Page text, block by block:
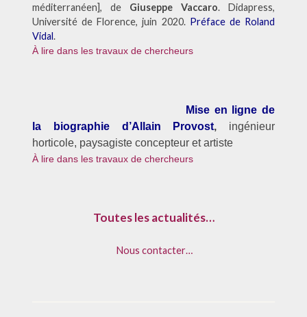
méditerranéen], de Giuseppe Vaccaro. Didapress,
Université de Florence, juin 2020. Préface de Roland
Vidal.
À lire dans les travaux de chercheurs
Mise en ligne de
la biographie d’Allain Provost, ingénieur
horticole, paysagiste concepteur et artiste
À lire dans les travaux de chercheurs
Toutes les actualités…
Nous contacter…